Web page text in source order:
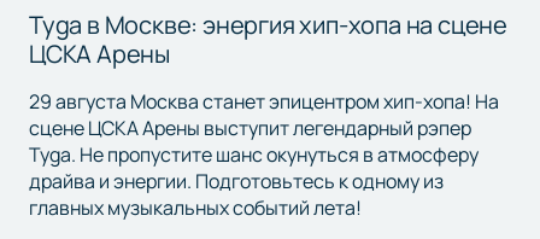
Tyga в Москве: энергия хип-хопа на сцене
ЦСКА Арены
29 августа Москва станет эпицентром хип-хопа! На
сцене ЦСКА Арены выступит легендарный рэпер
Tyga. Не пропустите шанс окунуться в атмосферу
драйва и энергии. Подготовьтесь к одному из
главных музыкальных событий лета!